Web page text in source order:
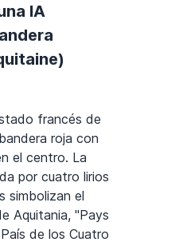
IA
francés de
roja con
el centro. La
por cuatro lirios
simbolizan el
Aquitania, "Pays
de los Cuatro